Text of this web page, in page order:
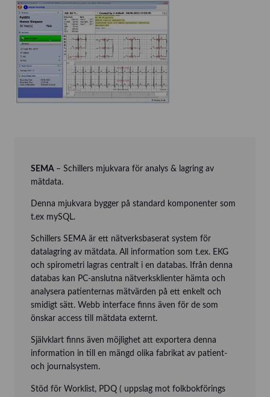
SEMA – Schillers mjukvara för analys & lagring av
mätdata.
Denna mjukvara bygger på standard komponenter som
t.ex mySQL.
Schillers SEMA är ett nätverksbaserat system för
datalagring av mätdata. All information som t.ex. EKG
och spirometri lagras centralt i en databas. Ifrån denna
databas kan PC-anslutna nätverksklienter hämta och
analysera patienternas mätvärden på ett enkelt och
smidigt sätt. Webb interface finns även för de som
önskar access till mätdata externt.
Självklart finns även möjlighet att exportera denna
information in till en mängd olika fabrikat av patient-
och journalsystem.
Stöd för Worklist, PDQ ( uppslag mot folkbokförings